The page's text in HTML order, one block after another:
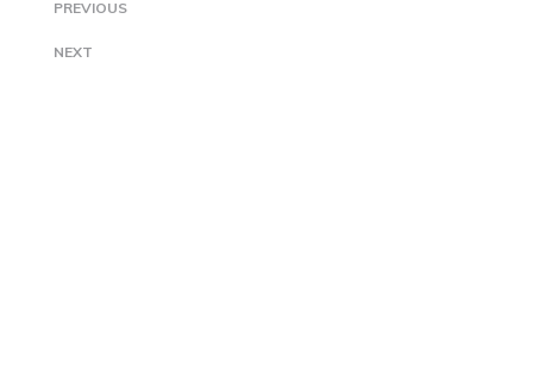
PREVIOUS
NEXT